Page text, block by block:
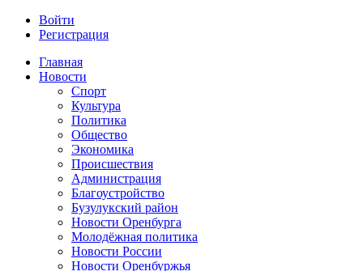
Войти
Регистрация
Главная
Новости
Спорт
Культура
Политика
Общество
Экономика
Происшествия
Администрация
Благоустройство
Бузулукский район
Новости Оренбурга
Молодёжная политика
Новости России
Новости Оренбуржья